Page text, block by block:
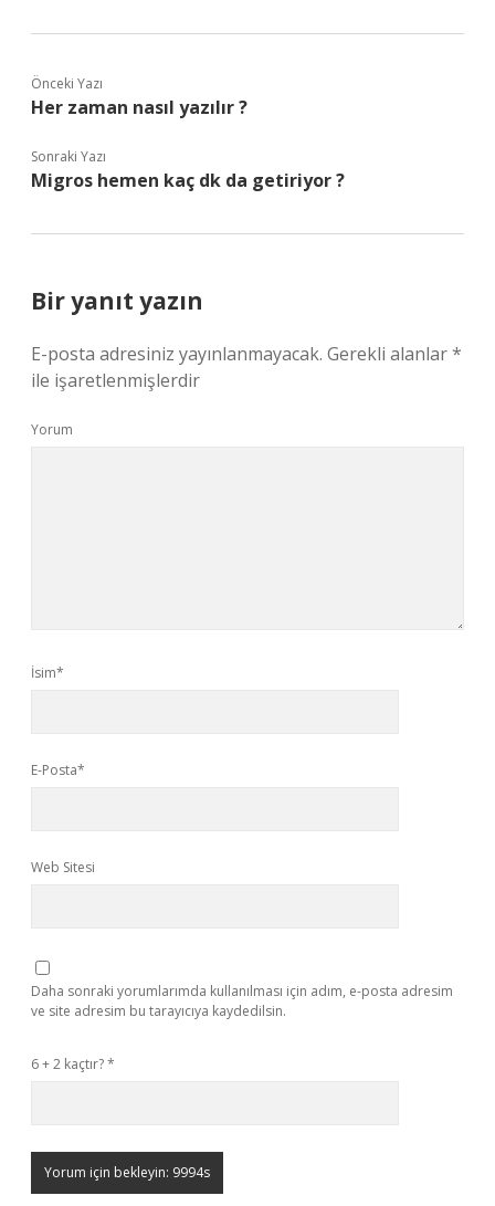
Önceki Yazı
Her zaman nasıl yazılır ?
Sonraki Yazı
Migros hemen kaç dk da getiriyor ?
Bir yanıt yazın
E-posta adresiniz yayınlanmayacak. Gerekli alanlar*
ile işaretlenmişlerdir
Yorum
İsim*
E-Posta*
Web Sitesi
Daha sonraki yorumlarımda kullanılması için adım, e-posta adresim
ve site adresim bu tarayıcıya kaydedilsin.
6 + 2 kaçtır?*